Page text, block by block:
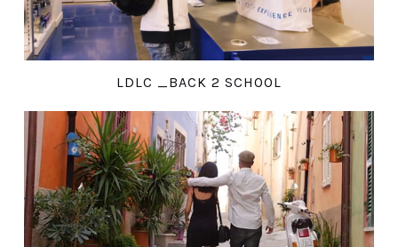
LDLC _BACK 2 SCHOOL